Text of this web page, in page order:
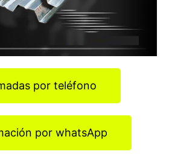
por teléfono
por whatsApp